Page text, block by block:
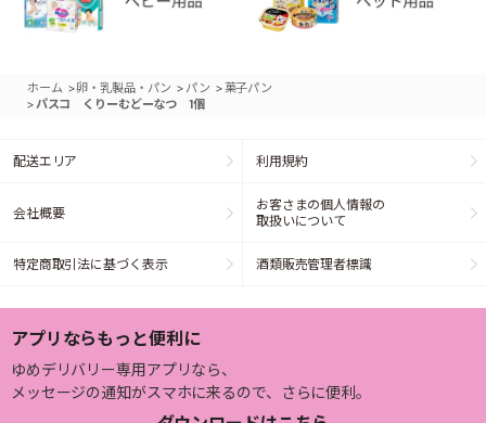
ホーム >卵・乳製品・パン > パン >菓子パン
> パスコ くりーむどーなつ 1個
配送エリア 利用規約
会社概要
お客さまの個人情報の
取扱いについて
特定商取引法に基づく表示 酒類販売管理者標識
アプリならもっと便利に
ゆめデリバリー専用アプリなら、
メッセージの通知がスマホに来るので、さらに便利。